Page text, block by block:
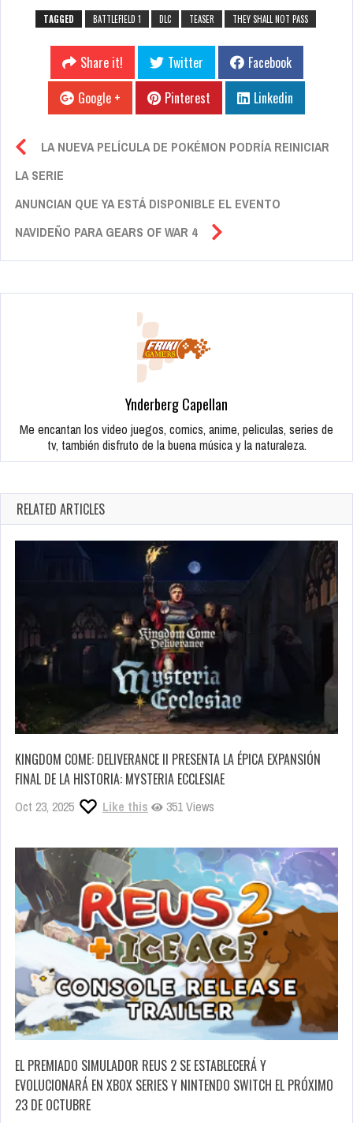
TAGGED BATTLEFIELD 1 DLC TEASER THEY SHALL NOT PASS
Share it! Twitter
Facebook
Google +
Pinterest Linkedin
LA NUEVA PELÍCULA DE POKÉMON PODRÍA REINICIAR
LA SERIE
ANUNCIAN QUE YA ESTÁ DISPONIBLE EL EVENTO
NAVIDEÑO PARA GEARS OF WAR 4
Ynderberg Capellan
Me encantan los video juegos, comics, anime, peliculas, series de
tv, también disfruto de la buena música y la naturaleza.
RELATED ARTICLES
KINGDOM COME: DELIVERANCE II PRESENTA LA ÉPICA EXPANSIÓN
FINAL DE LA HISTORIA: MYSTERIA ECCLESIAE
Oct 23, 2025 Like this 351 Views
EL PREMIADO SIMULADOR REUS 2 SE ESTABLECERÁ Y
EVOLUCIONARÁ EN XBOX SERIES Y NINTENDO SWITCH EL PRÓXIMO
23 DE OCTUBRE